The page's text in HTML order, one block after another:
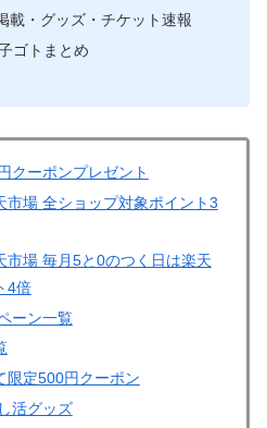
載・グッズ・チケット速報
ゴトまとめ
クーポンプレゼント
市場 全ショップ対象ポイント3
市場 毎月5と0のつく日は楽天
4倍
ーン一覧
限定500円クーポン
活グッズ